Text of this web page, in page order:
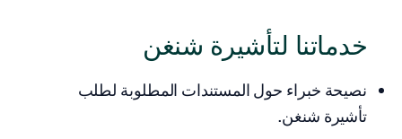
خدماتنا لتأشيرة شنغن
نصيحة خبراء حول المستندات المطلوبة لطلب
تأشيرة شنغن.